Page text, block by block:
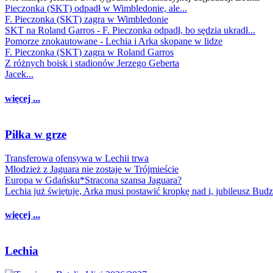
Pieczonka (SKT) odpadł w Wimbledonie, ale...
F. Pieczonka (SKT) zagra w Wimbledonie
SKT na Roland Garros - F. Pieczonka odpadł, bo sędzia ukradł...
Pomorze znokautowane - Lechia i Arka skopane w lidze
F. Pieczonka (SKT) zagra w Roland Garros
Z różnych boisk i stadionów Jerzego Geberta
Jacek...
więcej ...
Piłka w grze
Transferowa ofensywa w Lechii trwa
Młodzież z Jaguara nie zostaje w Trójmieście
Europa w Gdańsku*Stracona szansa Jaguara?
Lechia już świętuje, Arka musi postawić kropkę nad i, jubileusz
więcej ...
Lechia